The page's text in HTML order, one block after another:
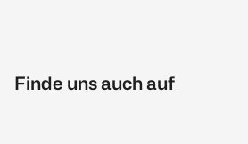
Finde uns auch auf